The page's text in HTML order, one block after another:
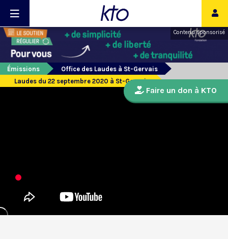
Contenu sponsorisé
Émissions
Office des Laudes à St-Gervais
Laudes du 22 septembre 2020 à St-Gervais
Faire un don à KTO